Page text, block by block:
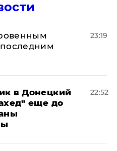
23:19
в Донецкий
еще до
22:52